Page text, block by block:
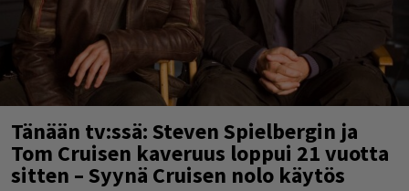
Tänään tv:ssä: Steven Spielbergin ja
Tom Cruisen kaveruus loppui 21 vuotta
sitten – Syynä Cruisen nolo käytös